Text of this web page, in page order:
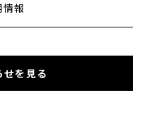
報
せを見る